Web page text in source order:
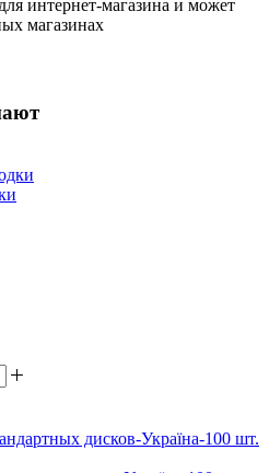
интернет-магазина и может
магазинах